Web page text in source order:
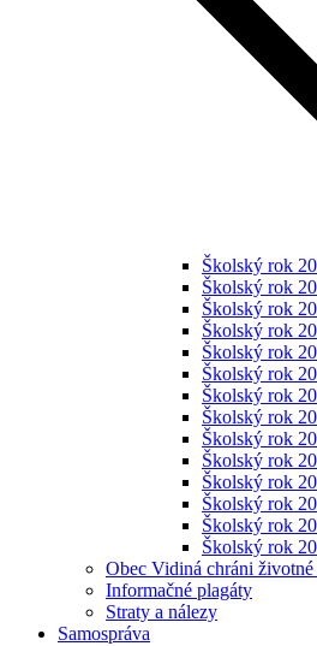
Školský rok
Školský rok
Školský rok
Školský rok
Školský rok
Školský rok
Školský rok
Školský rok
Školský rok
Školský rok
Školský rok
Školský rok
Školský rok
Školský rok
Obec Vidiná chráni životné
Informačné plagáty
Straty a nálezy
Samospráva